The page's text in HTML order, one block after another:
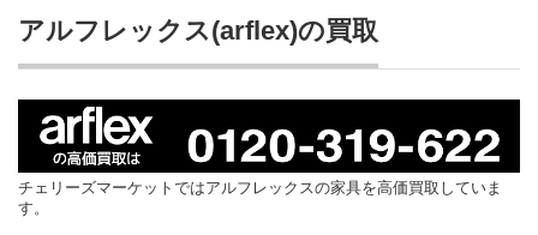
アルフレックス(arflex)の買取
チェリーズマーケットではアルフレックスの家具を高価買取していま
す。